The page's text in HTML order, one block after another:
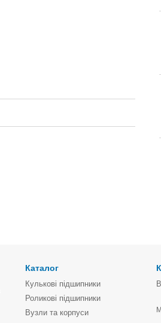
Каталог
Кулькові підшипники
Роликові підшипники
Вузли та корпуси